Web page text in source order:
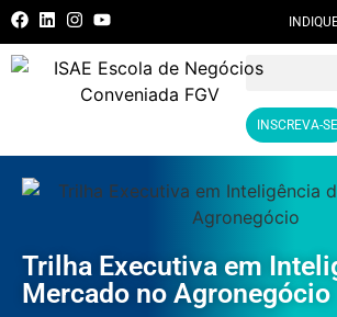
INSCREVA-SE
Trilha Executiva em
Mercado no Agronegócio